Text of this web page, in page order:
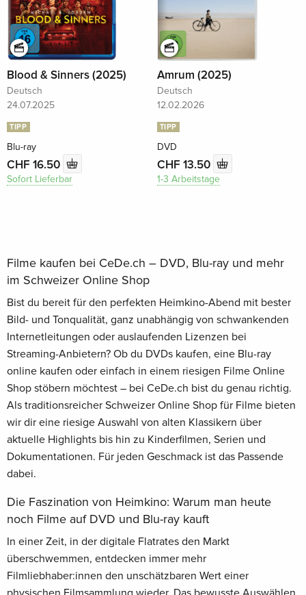
Blood & Sinners (2025)
Deutsch
24.07.2025
TIPP
Blu-ray
CHF 16.50
Sofort Lieferbar
Amrum (2025)
Deutsch
12.02.2026
TIPP
DVD
CHF 13.50
1-3 Arbeitstage
Filme kaufen bei CeDe.ch – DVD, Blu-ray und mehr
im Schweizer Online Shop
Bist du bereit für den perfekten Heimkino-Abend mit bester
Bild- und Tonqualität, ganz unabhängig von schwankenden
Internetleitungen oder auslaufenden Lizenzen bei
Streaming-Anbietern? Ob du DVDs kaufen, eine Blu-ray
online kaufen oder einfach in einem riesigen Filme Online
Shop stöbern möchtest – bei CeDe.ch bist du genau richtig.
Als traditionsreicher Schweizer Online Shop für Filme bieten
wir dir eine riesige Auswahl von alten Klassikern über
aktuelle Highlights bis hin zu Kinderfilmen, Serien und
Dokumentationen. Für jeden Geschmack ist das Passende
dabei.
Die Faszination von Heimkino: Warum man heute
noch Filme auf DVD und Blu-ray kauft
In einer Zeit, in der digitale Flatrates den Markt
überschwemmen, entdecken immer mehr
Filmliebhaber:innen den unschätzbaren Wert einer